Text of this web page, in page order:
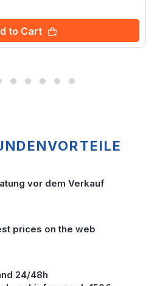
to Cart
vor dem Verkauf
prices on the web
24/48h